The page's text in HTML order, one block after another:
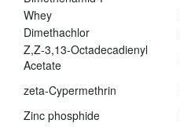
Whey
Dimethachlor
Z,Z-3,13-Octadecadienyl
Acetate
zeta-Cypermethrin
Zinc phosphide